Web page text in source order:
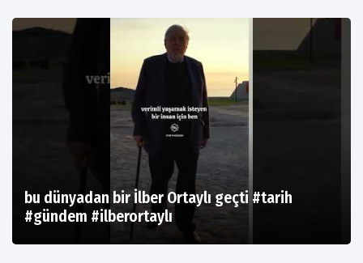
bu dünyadan bir İlber Ortaylı geçti #tarih
#gündem #ilberortaylı